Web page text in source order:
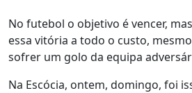
No futebol o objetivo é vencer,
essa vitória a todo o custo,
sofrer um golo da equipa
Na Escócia, ontem, domingo, foi